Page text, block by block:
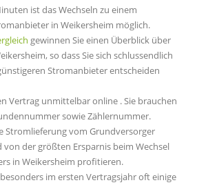
ist das Wechseln zu einem
in Weikersheim möglich.
gewinnen Sie einen Überblick über
so dass Sie sich schlussendlich
Stromanbieter entscheiden
Vertrag unmittelbar online . Sie brauchen
sowie Zählernummer.
Stromlieferung vom Grundversorger
der größten Ersparnis beim Wechsel
in Weikersheim profitieren.
im ersten Vertragsjahr oft einige